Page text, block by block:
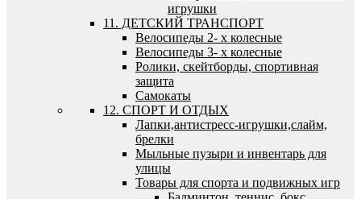
игрушки
11. ДЕТСКИЙ ТРАНСПОРТ
Велосипеды 2- х колесные
Велосипеды 3- х колесные
Ролики, скейтборды, спортивная
защита
Самокаты
12. СПОРТ И ОТДЫХ
Лапки,антистресс-игрушки,слайм,
брелки
Мыльные пузыри и инвентарь для
улицы
Товары для спорта и подвижных игр